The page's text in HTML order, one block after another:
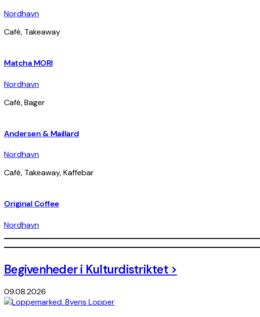
Nordhavn
Café, Takeaway
Matcha MORI
Nordhavn
Café, Bager
Andersen & Maillard
Nordhavn
Café, Takeaway, Kaffebar
Original Coffee
Nordhavn
−
Begivenheder i Kulturdistriktet >
09.08.2026